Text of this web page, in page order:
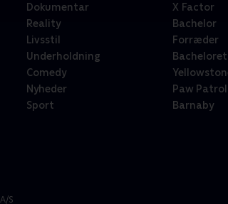
Dokumentar
Reality
Livsstil
Underholdning
Comedy
Nyheder
Sport
X Factor
Bachelor
Forræder
Paw Patrol
Barnaby
S